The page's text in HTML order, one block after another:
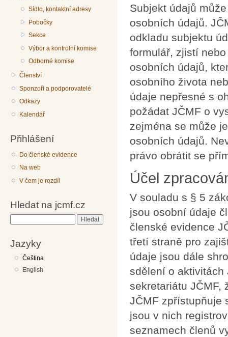
Sídlo, kontaktní adresy
Pobočky
Sekce
Výbor a kontrolní komise
Odborné komise
Členství
Sponzoři a podporovatelé
Odkazy
Kalendář
Přihlášení
Do členské evidence
Na web
V čem je rozdíl
Hledat na jcmf.cz
Jazyky
Čeština
English
Subjekt údajů
osobních údajů.
odkladu subjektu
formulář, zjistí
osobních údajů,
osobního života
údaje nepřesné s
požádat JČMF o
zejména se může
osobních údajů.
právo obrátit se
Účel
V souladu s § 5
jsou osobní údaje
členské evidence
třetí straně pro
údaje jsou dále
sdělení o aktivitách
sekretariátu JČMF,
JČMF zpřístupňuje
jsou v nich
seznamech členů